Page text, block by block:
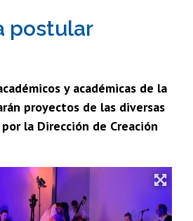
postular
y académicas de la
proyectos de las diversas
la Dirección de Creación